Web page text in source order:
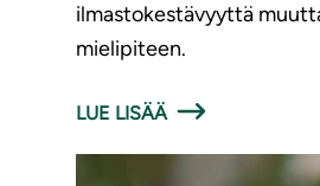
ilmastokestävyyttä
mielipiteen.
LUE LISÄÄ